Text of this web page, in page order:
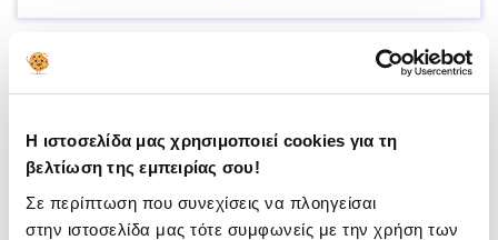
Η ιστοσελίδα μας χρησιμοποιεί cookies για τη
βελτίωση της εμπειρίας σου!
Σε περίπτωση που συνεχίσεις να πλοηγείσαι
στην ιστοσελίδα μας τότε συμφωνείς με την χρήση των
Πρόγραμμα Μεταφοράς Υπολοίπου «Μία και
Καλή»
263,05€
Μηνιαία Δόση
8,90%
Επιτόκιο
156,60€ 3.357€
Λεπτομέρειες Δανείου